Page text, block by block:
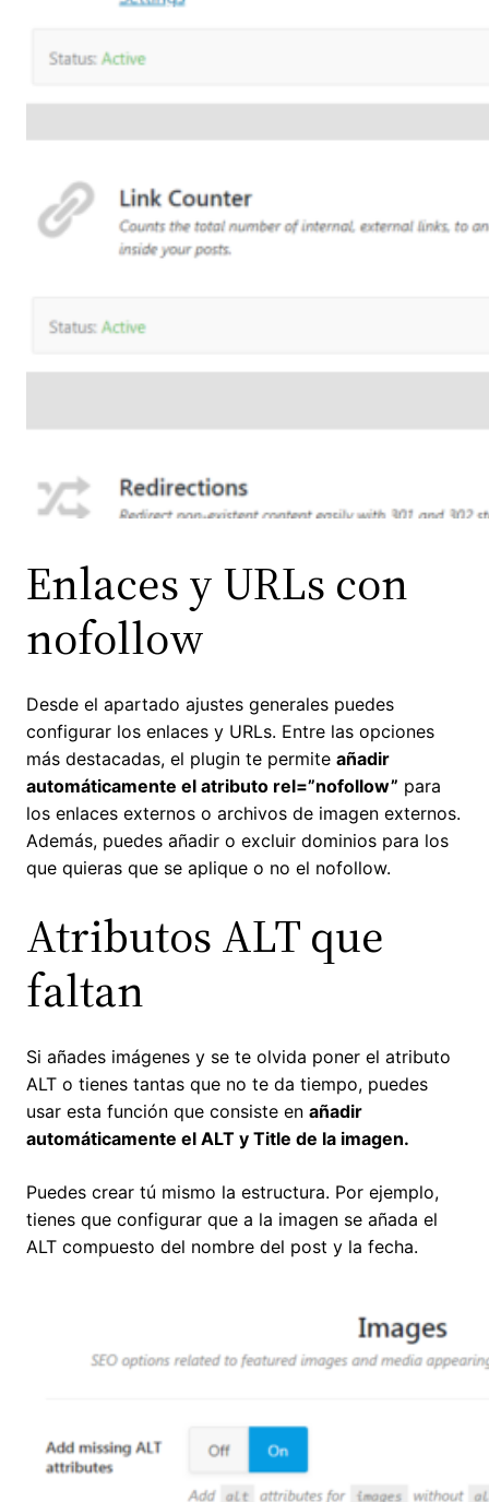
Enlaces y URLs con
nofollow
Desde el apartado ajustes generales puedes
configurar los enlaces y URLs. Entre las opciones
más destacadas, el plugin te permite añadir
automáticamente el atributo rel=”nofollow” para
los enlaces externos o archivos de imagen externos.
Además, puedes añadir o excluir dominios para los
que quieras que se aplique o no el nofollow.
Atributos ALT que
faltan
Si añades imágenes y se te olvida poner el atributo
ALT o tienes tantas que no te da tiempo, puedes
usar esta función que consiste en añadir
automáticamente el ALT y Title de la imagen.
Puedes crear tú mismo la estructura. Por ejemplo,
tienes que configurar que a la imagen se añada el
ALT compuesto del nombre del post y la fecha.